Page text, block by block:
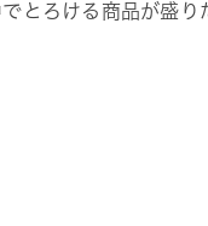
でとろける商品が盛